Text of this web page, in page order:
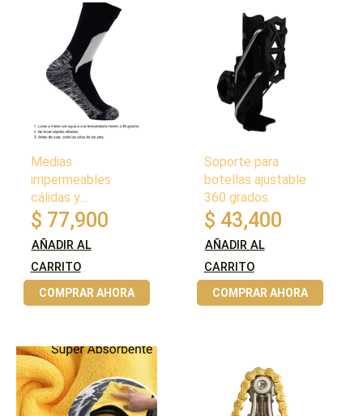
Medias
impermeables
cálidas y
transpirables.
$ 77,900
AÑADIR AL
CARRITO
COMPRAR AHORA
Soporte para
botellas ajustable
360 grados.
$ 43,400
AÑADIR AL
CARRITO
COMPRAR AHORA